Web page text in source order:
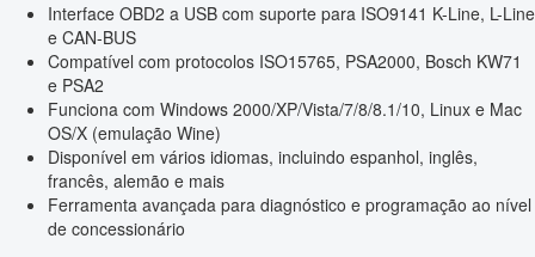
Interface OBD2 a USB com suporte para ISO9141 K-Line, L-Line
e CAN-BUS
Compatível com protocolos ISO15765, PSA2000, Bosch KW71
e PSA2
Funciona com Windows 2000/XP/Vista/7/8/8.1/10, Linux e Mac
OS/X (emulação Wine)
Disponível em vários idiomas, incluindo espanhol, inglês,
francês, alemão e mais
Ferramenta avançada para diagnóstico e programação ao nível
de concessionário